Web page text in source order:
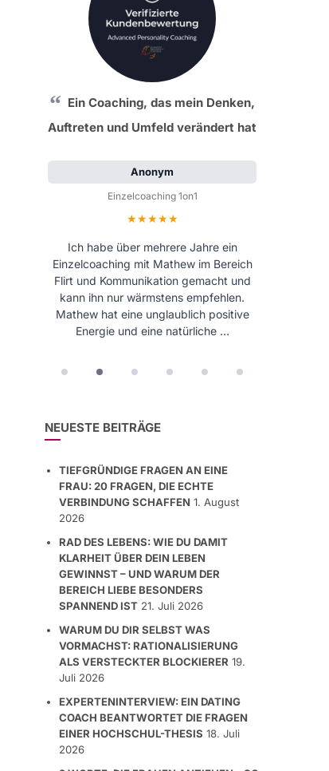
Ein Coaching, das mein Denken,
Auftreten und Umfeld verändert hat
Anonym
Einzelcoaching 1on1
Bewertung: 5 von 5 Sternen
Ich habe über mehrere Jahre ein
Einzelcoaching mit Mathew im Bereich
Flirt und Kommunikation gemacht und
kann ihn nur wärmstens empfehlen.
Mathew hat eine unglaublich positive
Energie und eine natürliche …
NEUESTE BEITRÄGE
TIEFGRÜNDIGE FRAGEN AN EINE
FRAU: 20 FRAGEN, DIE ECHTE
VERBINDUNG SCHAFFEN 1. August
2026
RAD DES LEBENS: WIE DU DAMIT
KLARHEIT ÜBER DEIN LEBEN
GEWINNST – UND WARUM DER
BEREICH LIEBE BESONDERS
SPANNEND IST 21. Juli 2026
WARUM DU DIR SELBST WAS
VORMACHST: RATIONALISIERUNG
ALS VERSTECKTER BLOCKIERER 19.
Juli 2026
EXPERTENINTERVIEW: EIN DATING
COACH BEANTWORTET DIE FRAGEN
EINER HOCHSCHUL-THESIS 18. Juli
2026